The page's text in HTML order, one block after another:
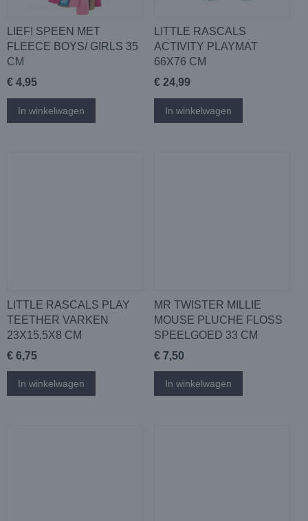
LIEF! SPEEN MET
FLEECE BOYS/ GIRLS 35
CM
€ 4,95
In winkelwagen
LITTLE RASCALS
ACTIVITY PLAYMAT
66X76 CM
€ 24,99
In winkelwagen
LITTLE RASCALS PLAY
TEETHER VARKEN
23X15,5X8 CM
€ 6,75
In winkelwagen
MR TWISTER MILLIE
MOUSE PLUCHE FLOSS
SPEELGOED 33 CM
€ 7,50
In winkelwagen